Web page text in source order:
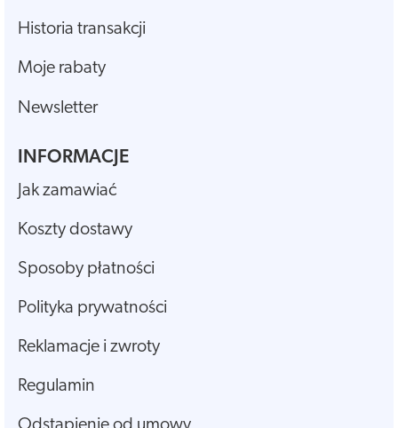
Historia transakcji
Moje rabaty
Newsletter
INFORMACJE
Jak zamawiać
Koszty dostawy
Sposoby płatności
Polityka prywatności
Reklamacje i zwroty
Regulamin